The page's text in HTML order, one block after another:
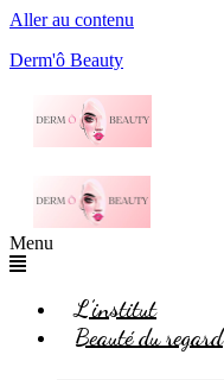
Aller au contenu
Derm'ô Beauty
Menu
L’institut
Beauté du regard